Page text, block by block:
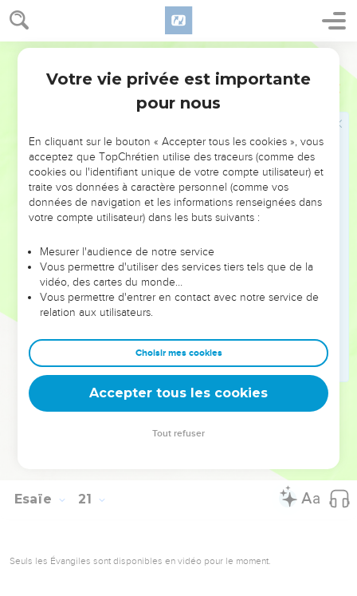
Esaïe 20
chaussures
L'année où, envoyé par le roi d'Assyrie Sargon, Tharthan
vint faire le siège d’Asdod et s'empara de cette ville,
l'Eternel avait parlé par l’intermédiaire d’Esaïe, le fils
d'Amots. Il lui avait dit : « Va, détache le sac qui est autour de
qu’il fit : il marcha sans habits et pieds nus.
L'Eternel dit alors : « Mon serviteur Esaïe a marché sans
habits et pieds nus pendant trois ans. C’était un signe et un
présage contre l'Egypte et contre l'Ethiopie :
de la même manière, le roi d'Assyrie emmènera les
déportés égyptiens et les exilés éthiopiens, les jeunes
garçons comme les vieillards, sans habits, pieds nus et
l’arrière découvert. Ce sera une source de honte pour
l'Egypte.
l'Ethiopie en qui l'on avait placé sa confiance et de l'Egypte
dont on vantait la splendeur.
Les habitants de ces régions côtières diront, ce jour-là :
‘Voilà ce qu'est devenu l'objet de notre confiance ! Nous
comptions sur lui pour être secourus, pour être délivrés du
Esaïe 21
Seuls les Évangiles sont disponibles en vidéo pour le moment.
Votre vie privée est importante
pour nous
En cliquant sur le bouton « Accepter tous les cookies », vous
acceptez que TopChrétien utilise des traceurs (comme des
cookies ou l'identifiant unique de votre compte utilisateur) et
traite vos données à caractère personnel (comme vos
données de navigation et les informations renseignées dans
votre compte utilisateur) dans les buts suivants :
Mesurer l'audience de notre service
Vous permettre d'utiliser des services tiers tels que de la
vidéo, des cartes du monde…
Vous permettre d'entrer en contact avec notre service de
relation aux utilisateurs.
Choisir mes cookies
Accepter tous les cookies
Tout refuser